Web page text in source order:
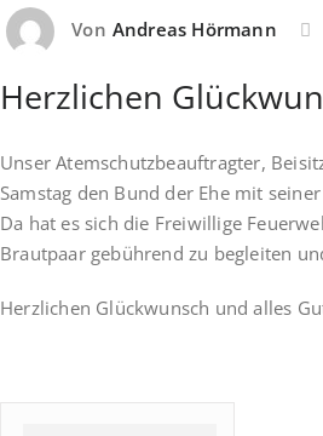
Von Andreas Hörmann
Herzlichen
Unser Atemschutzbeauftragter,
Samstag den Bund der Ehe mit
Da hat es sich die Freiwillige
Brautpaar gebührend zu begleiten
Herzlichen Glückwunsch und alles